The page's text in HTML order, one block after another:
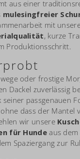
aus einer
mulesingfreier
mit
, kurze
Produktionsschritt.
oder frostige
Dackel zuverlässig
passgenauen
dass der Mantel
wir unsere
für Hundeaus dem
Spaziergang zur